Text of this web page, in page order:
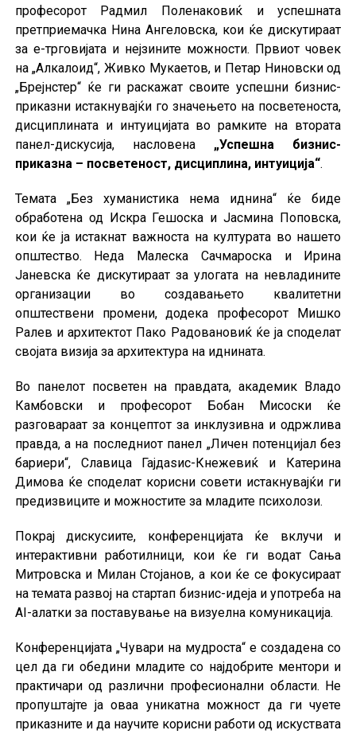
професорот Радмил Поленаковиќ и успешната
претприемачка Нина Ангеловска, кои ќе дискутираат
за е-трговијата и нејзините можности. Првиот човек
на „Алкалоид“, Живко Мукаетов, и Петар Ниновски од
„Брејнстер“ ќе ги раскажат своите успешни бизнис-
приказни истакнувајќи го значењето на посветеноста,
дисциплината и интуицијата во рамките на втората
панел-дискусија, насловена „Успешна бизнис-
приказна – посветеност, дисциплина, интуиција“.
Темата „Без хуманистика нема иднина“ ќе биде
обработена од Искра Гешоска и Јасмина Поповска,
кои ќе ја истакнат важноста на културата во нашето
општество. Неда Малеска Сачмароска и Ирина
Јаневска ќе дискутираат за улогата на невладините
организации во создавањето квалитетни
општествени промени, додека професорот Мишко
Ралев и архитектот Пако Радовановиќ ќе ја споделат
својата визија за архитектура на иднината.
Во панелот посветен на правдата, академик Владо
Камбовски и професорот Бобан Мисоски ќе
разговараат за концептот за инклузивна и одржлива
правда, а на последниот панел „Личен потенцијал без
бариери“, Славица Гајдаѕис-Кнежевиќ и Катерина
Димова ќе споделат корисни совети истакнувајќи ги
предизвиците и можностите за младите психолози.
Покрај дискусиите, конференцијата ќе вклучи и
интерактивни работилници, кои ќе ги водат Сања
Митровска и Милан Стојанов, а кои ќе се фокусираат
на темата развој на стартап бизнис-идеја и употреба на
AI-алатки за поставување на визуелна комуникација.
Конференцијата „Чувари на мудроста“ е создадена со
цел да ги обедини младите со најдобрите ментори и
практичари од различни професионални области. Не
пропуштајте ја оваа уникатна можност да ги чуете
приказните и да научите корисни работи од искуствата